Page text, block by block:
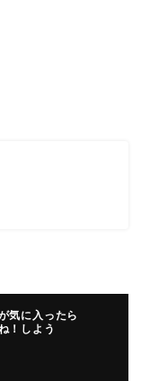
気に入ったら
！しよう